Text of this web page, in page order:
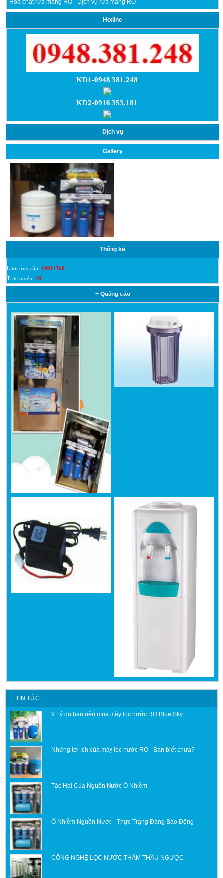
Hóa chất rửa màng RO - Dịch vụ rửa màng RO
Hotline
KD1-0948.381.248
KD2-0916.353.181
Dịch vụ
Gallery
Thống kê
Lượt truy cập: 19911360
Trực tuyến: 29
+ Quảng cáo
TIN TỨC
9 Lý do bạn nên mua máy lọc nước RO Blue Sky
Những lợi ích của máy lọc nước RO - Bạn biết chưa?
Tác Hại Của Nguồn Nước Ô Nhiễm
Ô Nhiễm Nguồn Nước - Thực Trạng Đáng Báo Động
CÔNG NGHỆ LỌC NƯỚC THẨM THẤU NGƯỢC